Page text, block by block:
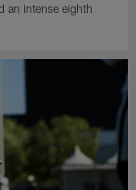
an intense eighth